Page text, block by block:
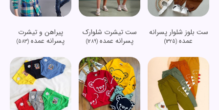
ست بلوز شلوار پسرانه
عمده (1325)
ست تیشرت شلوارک
پسرانه عمده(1289)
پیراهن و تیشرت
پسرانه عمده (583)